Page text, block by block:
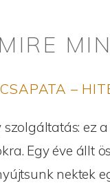
–
ez
Egy éve állt
nektek